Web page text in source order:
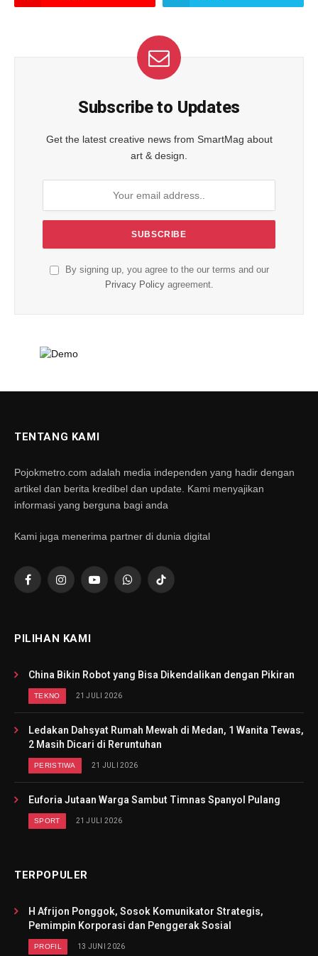
Subscribe to Updates
Get the latest creative news from SmartMag about
art & design.
By signing up, you agree to the our terms and our
Privacy Policyagreement.
TENTANG KAMI
Pojokmetro.com adalah media independen yang hadir dengan
artikel dan berita kredibel dan update. Kami menyajikan
informasi yang berguna bagi anda
Kami juga menerima partner di dunia digital
FacebookInstagramYouTubeWhatsAppTikTok
PILIHAN KAMI
China Bikin Robot yang Bisa Dikendalikan dengan Pikiran
TEKNO 21 JULI 2026
Ledakan Dahsyat Rumah Mewah di Medan, 1 Wanita Tewas,
2 Masih Dicari di Reruntuhan
PERISTIWA 21 JULI 2026
Euforia Jutaan Warga Sambut Timnas Spanyol Pulang
SPORT 21 JULI 2026
TERPOPULER
H Afrijon Ponggok, Sosok Komunikator Strategis,
Pemimpin Korporasi dan Penggerak Sosial
PROFIL 13 JUNI 2026